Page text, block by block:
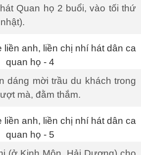
Quan họ 2 buổi, vào tối thứ
dáng mời trầu du khách trong
mà, đằm thắm.